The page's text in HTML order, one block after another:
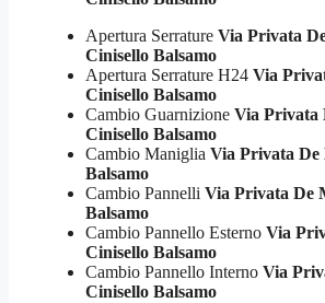
Apertura Serrature Via Privata
Cinisello Balsamo
Apertura Serrature H24 Via
Cinisello Balsamo
Cambio Guarnizione Via Privata
Cinisello Balsamo
Cambio Maniglia Via Privata
Balsamo
Cambio Pannelli Via Privata De
Balsamo
Cambio Pannello Esterno Via
Cinisello Balsamo
Cambio Pannello Interno Via
Cinisello Balsamo